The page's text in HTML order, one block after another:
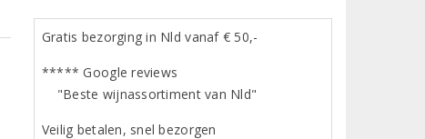
Gratis bezorging in Nld vanaf € 50,-
***** Google reviews
"Beste wijnassortiment van Nld"
Veilig betalen, snel bezorgen